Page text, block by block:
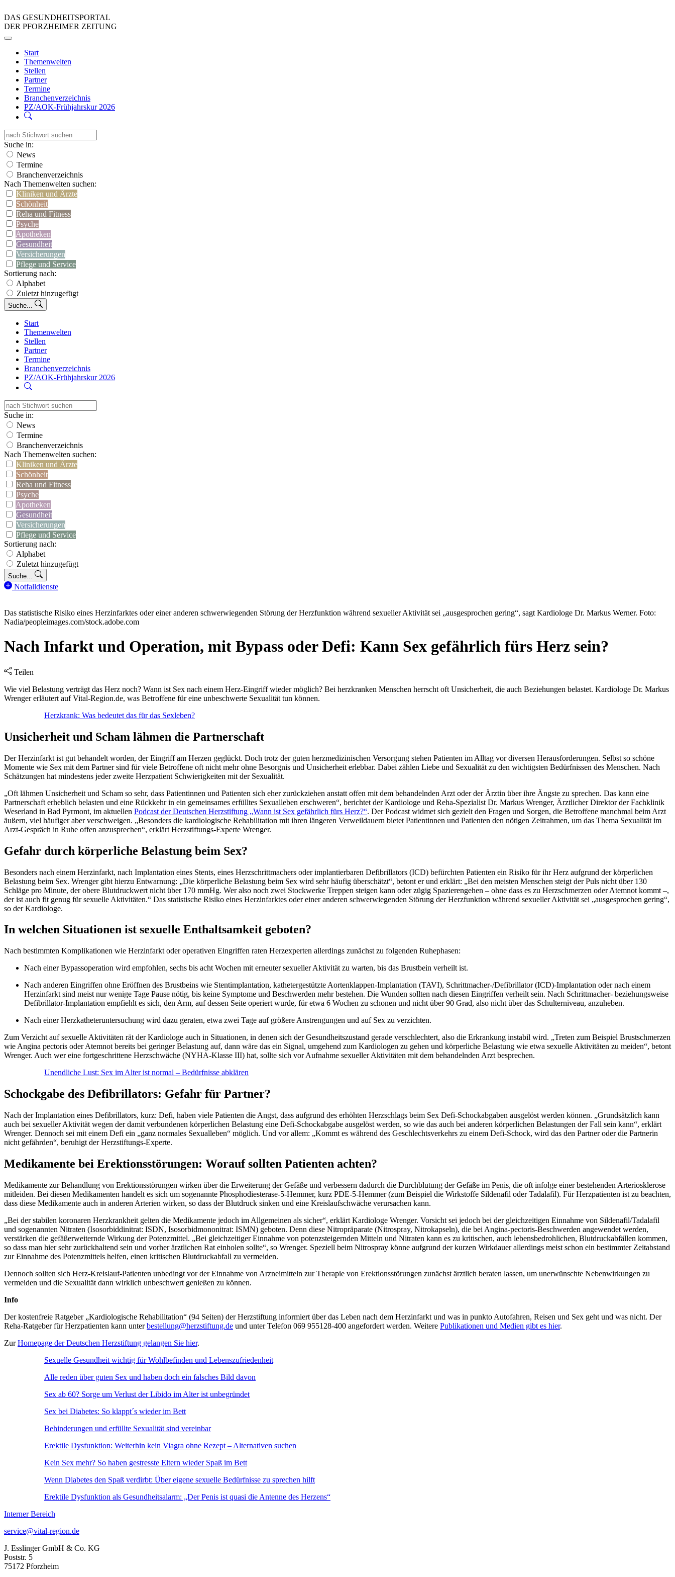
DAS GESUNDHEITSPORTAL
DER PFORZHEIMER ZEITUNG
Start
Themenwelten
Stellen
Partner
Termine
Branchenverzeichnis
PZ/AOK-Frühjahrskur 2026
Suche in:
News
Termine
Branchenverzeichnis
Nach Themenwelten suchen:
Kliniken und Ärzte
Schönheit
Reha und Fitness
Psyche
Apotheken
Gesundheit
Versicherungen
Pflege und Service
Sortierung nach:
Alphabet
Zuletzt hinzugefügt
Suche...
Start
Themenwelten
Stellen
Partner
Termine
Branchenverzeichnis
PZ/AOK-Frühjahrskur 2026
Suche in:
News
Termine
Branchenverzeichnis
Nach Themenwelten suchen:
Kliniken und Ärzte
Schönheit
Reha und Fitness
Psyche
Apotheken
Gesundheit
Versicherungen
Pflege und Service
Sortierung nach:
Alphabet
Zuletzt hinzugefügt
Suche...
Notfalldienste
Das statistische Risiko eines Herzinfarktes oder einer anderen schwerwiegenden Störung der Herzfunktion während sexueller Aktivität sei „ausgesprochen gering“, sagt Kardiologe Dr. Markus Werner. Foto:
Nadia/peopleimages.com/stock.adobe.com
Nach Infarkt und Operation, mit Bypass oder Defi: Kann Sex gefährlich fürs Herz sein?
Teilen
Wie viel Belastung verträgt das Herz noch? Wann ist Sex nach einem Herz-Eingriff wieder möglich? Bei herzkranken Menschen herrscht oft Unsicherheit, die auch Beziehungen belastet. Kardiologe Dr. Markus
Wrenger erläutert auf Vital-Region.de, was Betroffene für eine unbeschwerte Sexualität tun können.
Herzkrank: Was bedeutet das für das Sexleben?
Unsicherheit und Scham lähmen die Partnerschaft
Der Herzinfarkt ist gut behandelt worden, der Eingriff am Herzen geglückt. Doch trotz der guten herzmedizinischen Versorgung stehen Patienten im Alltag vor diversen Herausforderungen. Selbst so schöne
Momente wie Sex mit dem Partner sind für viele Betroffene oft nicht mehr ohne Besorgnis und Unsicherheit erlebbar. Dabei zählen Liebe und Sexualität zu den wichtigsten Bedürfnissen des Menschen. Nach
Schätzungen hat mindestens jeder zweite Herzpatient Schwierigkeiten mit der Sexualität.
„Oft lähmen Unsicherheit und Scham so sehr, dass Patientinnen und Patienten sich eher zurückziehen anstatt offen mit dem behandelnden Arzt oder der Ärztin über ihre Ängste zu sprechen. Das kann eine
Partnerschaft erheblich belasten und eine Rückkehr in ein gemeinsames erfülltes Sexualleben erschweren“, berichtet der Kardiologe und Reha-Spezialist Dr. Markus Wrenger, Ärztlicher Direktor der Fachklinik
Weserland in Bad Pyrmont, im aktuellen Podcast der Deutschen Herzstiftung „Wann ist Sex gefährlich fürs Herz?“. Der Podcast widmet sich gezielt den Fragen und Sorgen, die Betroffene manchmal beim Arzt
äußern, viel häufiger aber verschweigen. „Besonders die kardiologische Rehabilitation mit ihren längeren Verweildauern bietet Patientinnen und Patienten den nötigen Zeitrahmen, um das Thema Sexualität im
Arzt-Gespräch in Ruhe offen anzusprechen“, erklärt Herzstiftungs-Experte Wrenger.
Gefahr durch körperliche Belastung beim Sex?
Besonders nach einem Herzinfarkt, nach Implantation eines Stents, eines Herzschrittmachers oder implantierbaren Defibrillators (ICD) befürchten Patienten ein Risiko für ihr Herz aufgrund der körperlichen
Belastung beim Sex. Wrenger gibt hierzu Entwarnung: „Die körperliche Belastung beim Sex wird sehr häufig überschätzt“, betont er und erklärt: „Bei den meisten Menschen steigt der Puls nicht über 130
Schläge pro Minute, der obere Blutdruckwert nicht über 170 mmHg. Wer also noch zwei Stockwerke Treppen steigen kann oder zügig Spazierengehen – ohne dass es zu Herzschmerzen oder Atemnot kommt –,
der ist auch fit genug für sexuelle Aktivitäten.“ Das statistische Risiko eines Herzinfarktes oder einer anderen schwerwiegenden Störung der Herzfunktion während sexueller Aktivität sei „ausgesprochen gering“,
so der Kardiologe.
In welchen Situationen ist sexuelle Enthaltsamkeit geboten?
Nach bestimmten Komplikationen wie Herzinfarkt oder operativen Eingriffen raten Herzexperten allerdings zunächst zu folgenden Ruhephasen:
Nach einer Bypassoperation wird empfohlen, sechs bis acht Wochen mit erneuter sexueller Aktivität zu warten, bis das Brustbein verheilt ist.
Nach anderen Eingriffen ohne Eröffnen des Brustbeins wie Stentimplantation, kathetergestützte Aortenklappen-Implantation (TAVI), Schrittmacher-/Defibrillator (ICD)-Implantation oder nach einem
Herzinfarkt sind meist nur wenige Tage Pause nötig, bis keine Symptome und Beschwerden mehr bestehen. Die Wunden sollten nach diesen Eingriffen verheilt sein. Nach Schrittmacher- beziehungsweise
Defibrillator-Implantation empfiehlt es sich, den Arm, auf dessen Seite operiert wurde, für etwa 6 Wochen zu schonen und nicht über 90 Grad, also nicht über das Schulterniveau, anzuheben.
Nach einer Herzkatheteruntersuchung wird dazu geraten, etwa zwei Tage auf größere Anstrengungen und auf Sex zu verzichten.
Zum Verzicht auf sexuelle Aktivitäten rät der Kardiologe auch in Situationen, in denen sich der Gesundheitszustand gerade verschlechtert, also die Erkrankung instabil wird. „Treten zum Beispiel Brustschmerzen
wie Angina pectoris oder Atemnot bereits bei geringer Belastung auf, dann wäre das ein Signal, umgehend zum Kardiologen zu gehen und körperliche Belastung wie etwa sexuelle Aktivitäten zu meiden“, betont
Wrenger. Auch wer eine fortgeschrittene Herzschwäche (NYHA-Klasse III) hat, sollte sich vor Aufnahme sexueller Aktivitäten mit dem behandelnden Arzt besprechen.
Unendliche Lust: Sex im Alter ist normal – Bedürfnisse abklären
Schockgabe des Defibrillators: Gefahr für Partner?
Nach der Implantation eines Defibrillators, kurz: Defi, haben viele Patienten die Angst, dass aufgrund des erhöhten Herzschlags beim Sex Defi-Schockabgaben ausgelöst werden können. „Grundsätzlich kann
auch bei sexueller Aktivität wegen der damit verbundenen körperlichen Belastung eine Defi-Schockabgabe ausgelöst werden, so wie das auch bei anderen körperlichen Belastungen der Fall sein kann“, erklärt
Wrenger. Dennoch sei mit einem Defi ein „ganz normales Sexualleben“ möglich. Und vor allem: „Kommt es während des Geschlechtsverkehrs zu einem Defi-Schock, wird das den Partner oder die Partnerin
nicht gefährden“, beruhigt der Herzstiftungs-Experte.
Medikamente bei Erektionsstörungen: Worauf sollten Patienten achten?
Medikamente zur Behandlung von Erektionsstörungen wirken über die Erweiterung der Gefäße und verbessern dadurch die Durchblutung der Gefäße im Penis, die oft infolge einer bestehenden Arteriosklerose
mitleiden. Bei diesen Medikamenten handelt es sich um sogenannte Phosphodiesterase-5-Hemmer, kurz PDE-5-Hemmer (zum Beispiel die Wirkstoffe Sildenafil oder Tadalafil). Für Herzpatienten ist zu beachten,
dass diese Medikamente auch in anderen Arterien wirken, so dass der Blutdruck sinken und eine Kreislaufschwäche verursachen kann.
„Bei der stabilen koronaren Herzkrankheit gelten die Medikamente jedoch im Allgemeinen als sicher“, erklärt Kardiologe Wrenger. Vorsicht sei jedoch bei der gleichzeitigen Einnahme von Sildenafil/Tadalafil
und sogenannten Nitraten (Isosorbiddinitrat: ISDN, Isosorbidmononitrat: ISMN) geboten. Denn diese Nitropräparate (Nitrospray, Nitrokapseln), die bei Angina-pectoris-Beschwerden angewendet werden,
verstärken die gefäßerweiternde Wirkung der Potenzmittel. „Bei gleichzeitiger Einnahme von potenzsteigernden Mitteln und Nitraten kann es zu kritischen, auch lebensbedrohlichen, Blutdruckabfällen kommen,
so dass man hier sehr zurückhaltend sein und vorher ärztlichen Rat einholen sollte“, so Wrenger. Speziell beim Nitrospray könne aufgrund der kurzen Wirkdauer allerdings meist schon ein bestimmter Zeitabstand
zur Einnahme des Potenzmittels helfen, einen kritischen Blutdruckabfall zu vermeiden.
Dennoch sollten sich Herz-Kreislauf-Patienten unbedingt vor der Einnahme von Arzneimitteln zur Therapie von Erektionsstörungen zunächst ärztlich beraten lassen, um unerwünschte Nebenwirkungen zu
vermeiden und die Sexualität dann wirklich unbeschwert genießen zu können.
Info
Der kostenfreie Ratgeber „Kardiologische Rehabilitation“ (94 Seiten) der Herzstiftung informiert über das Leben nach dem Herzinfarkt und was in punkto Autofahren, Reisen und Sex geht und was nicht. Der
Reha-Ratgeber für Herzpatienten kann unterbestellung@herzstiftung.de und unter Telefon 069 955128-400 angefordert werden. Weitere Publikationen und Medien gibt es hier.
ZurHomepage der Deutschen Herzstiftung gelangen Sie hier.
Sexuelle Gesundheit wichtig für Wohlbefinden und Lebenszufriedenheit
Alle reden über guten Sex und haben doch ein falsches Bild davon
Sex ab 60? Sorge um Verlust der Libido im Alter ist unbegründet
Sex bei Diabetes: So klappt´s wieder im Bett
Behinderungen und erfüllte Sexualität sind vereinbar
Erektile Dysfunktion: Weiterhin kein Viagra ohne Rezept – Alternativen suchen
Kein Sex mehr? So haben gestresste Eltern wieder Spaß im Bett
Wenn Diabetes den Spaß verdirbt: Über eigene sexuelle Bedürfnisse zu sprechen hilft
Erektile Dysfunktion als Gesundheitsalarm: „Der Penis ist quasi die Antenne des Herzens“
Interner Bereich
service@vital-region.de
J. Esslinger GmbH & Co. KG
Poststr. 5
75172 Pforzheim